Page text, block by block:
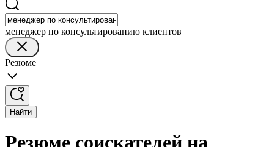
менеджер по консультированию клиентов
Резюме
Найти
Резюме соискателей на